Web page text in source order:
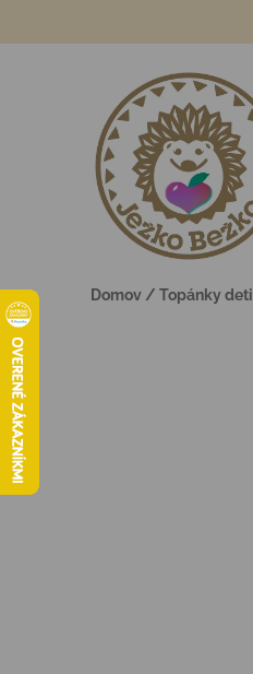
Domov / Topánky deti